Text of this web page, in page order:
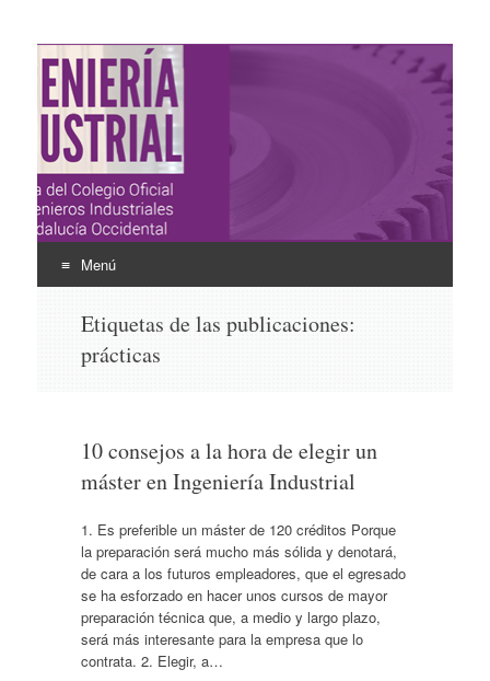
Ingeniería Industrial
Revista del Colegio Oficial de Ingenieros Industriales de
Andalucía Occidental
Menú
contenido
Etiquetas de las publicaciones:
prácticas
10 consejos a la hora de elegir un
máster en Ingeniería Industrial
1. Es preferible un máster de 120 créditos Porque
la preparación será mucho más sólida y denotará,
de cara a los futuros empleadores, que el egresado
se ha esforzado en hacer unos cursos de mayor
preparación técnica que, a medio y largo plazo,
será más interesante para la empresa que lo
contrata. 2. Elegir, a…